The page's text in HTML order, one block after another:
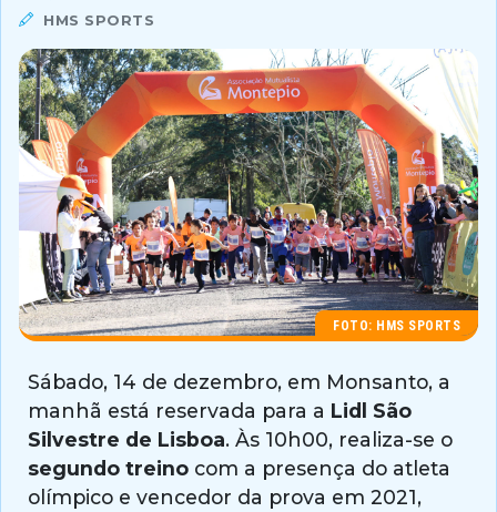
HMS SPORTS
FOTO: HMS SPORTS
Sábado, 14 de dezembro, em Monsanto, a
manhã está reservada para a Lidl São
Silvestre de Lisboa. Às 10h00, realiza-se o
segundo treino com a presença do atleta
olímpico e vencedor da prova em 2021,